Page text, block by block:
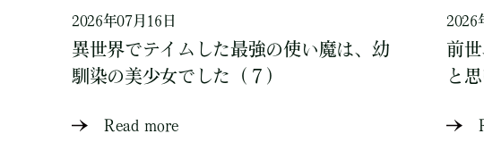
2026年07月16日
異世界でテイムした最強の使い魔は、幼
馴染の美少女でした（７）
Read more
2026
前
と